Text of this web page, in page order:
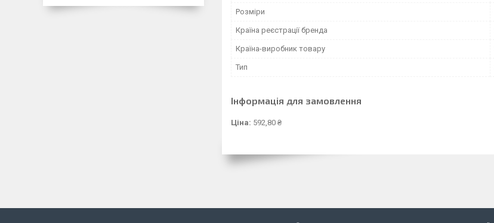
Розміри
Країна реєстрації бренда
Країна-виробник товару
Тип
Інформація для замовлення
Ціна: 592,80 ₴